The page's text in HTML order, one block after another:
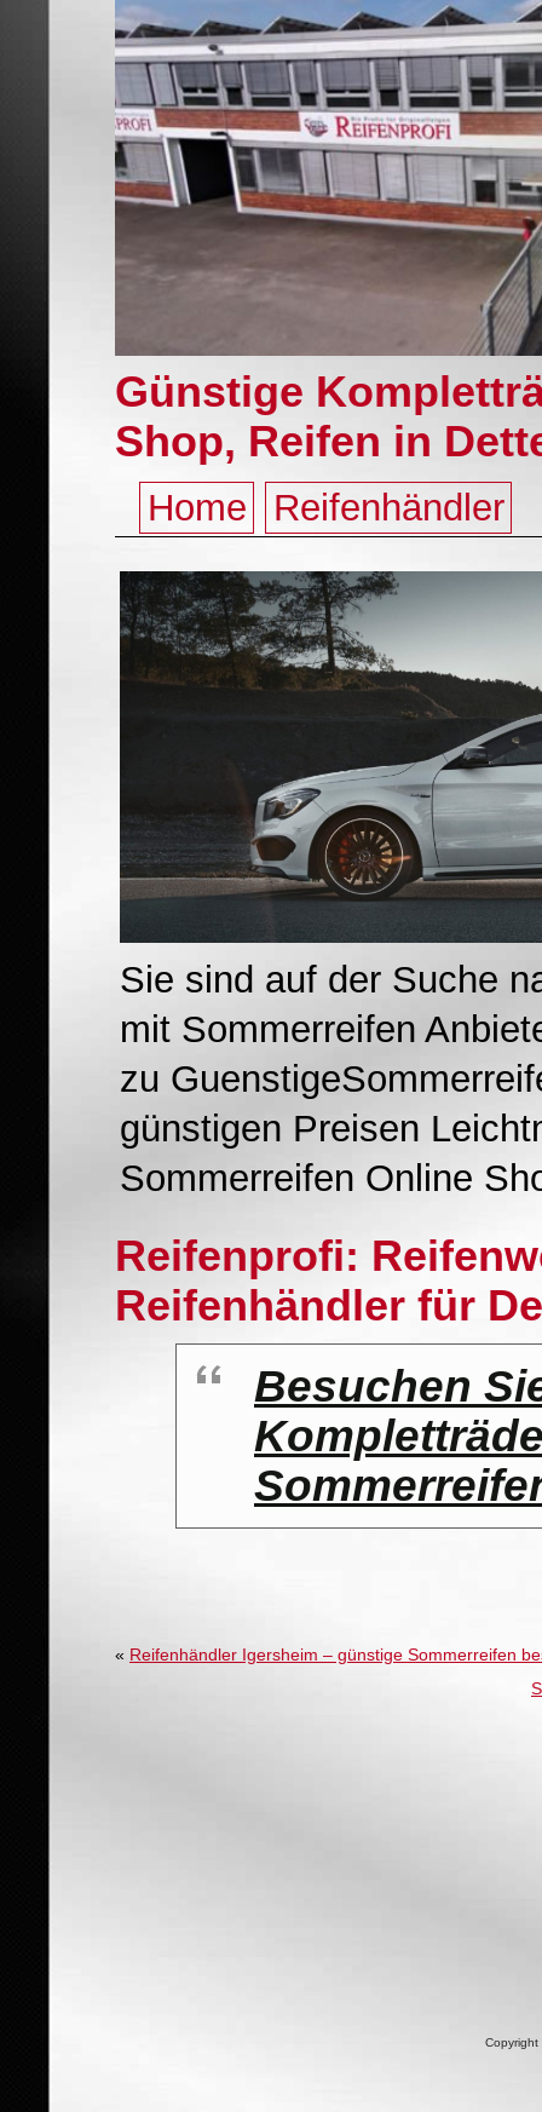
Günstige
Shop, Reifen in
Home Reifenhändler
Sie sind auf der Suche
mit Sommerreifen
zu
günstigen Preisen
Sommerreifen Online
Reifenprofi:
Reifenhändler für
Besuchen
« Reifenhändler Igersheim – günstige Sommerreifen
Copyright